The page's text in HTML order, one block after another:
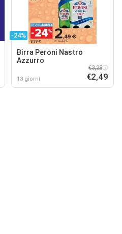
-24%
Birra Peroni Nastro
Azzurro
13 giorni
€3,28
€2,49